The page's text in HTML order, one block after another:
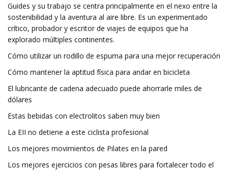
Guides y su trabajo se centra principalmente en el nexo entre la
sostenibilidad y la aventura al aire libre. Es un experimentado
crítico, probador y escritor de viajes de equipos que ha
explorado múltiples continentes.
Cómo utilizar un rodillo de espuma para una mejor recuperación
Cómo mantener la aptitud física para andar en bicicleta
El lubricante de cadena adecuado puede ahorrarle miles de
dólares
Estas bebidas con electrolitos saben muy bien
La EII no detiene a este ciclista profesional
Los mejores movimientos de Pilates en la pared
Los mejores ejercicios con pesas libres para fortalecer todo el